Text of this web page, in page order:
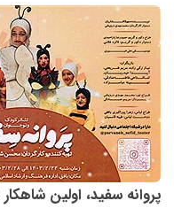
پروانه سفید، اولین